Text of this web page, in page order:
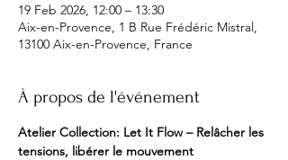
19 Feb 2026, 12:00 – 13:30
Aix-en-Provence, 1 B Rue Frédéric Mistral,
13100 Aix-en-Provence, France
À propos de l'événement
Atelier Collection: Let It Flow – Relâcher les
tensions, libérer le mouvement